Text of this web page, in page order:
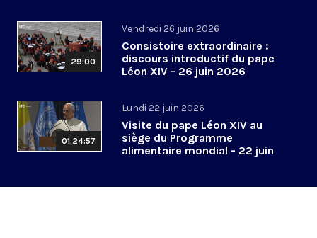
29:00
Vendredi 26 juin 2026
Consistoire extraordinaire :
discours introductif du pape
Léon XIV - 26 juin 2026
01:24:57
Lundi 22 juin 2026
Visite du pape Léon XIV au
siège du Programme
alimentaire mondial - 22 juin